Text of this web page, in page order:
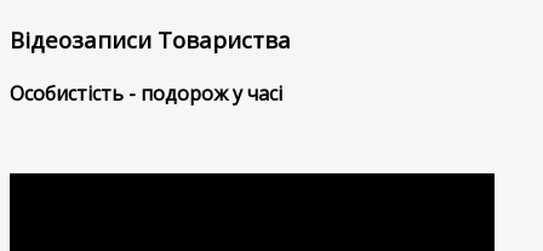
Відеозаписи Товариства
Особистість - подорож у часі